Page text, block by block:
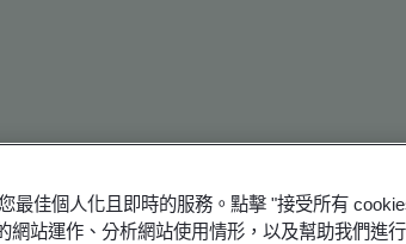
and Verification
最佳個人化且即時的服務。點擊 "接受所有
網站運作、分析網站使用情形，以及幫助我們進